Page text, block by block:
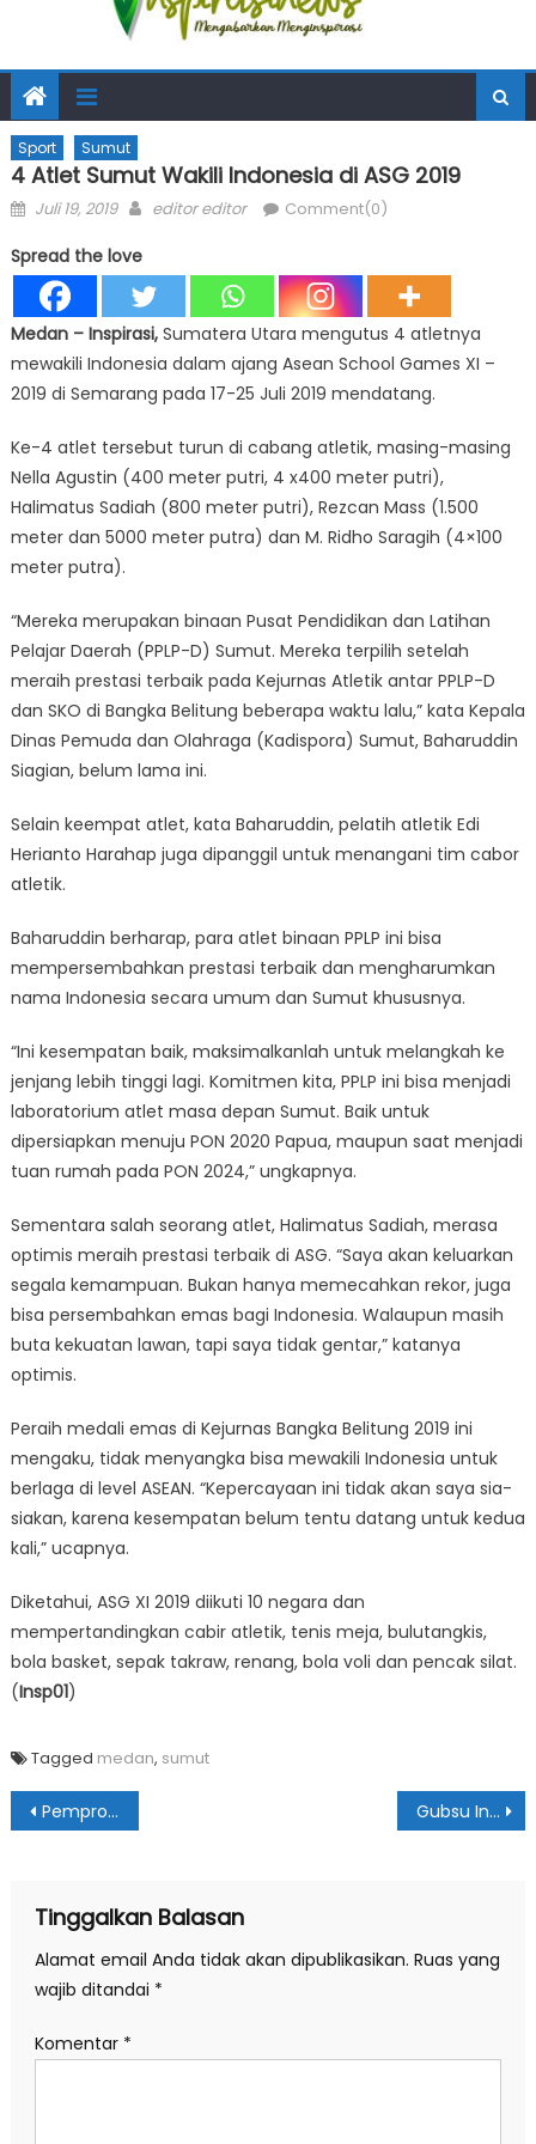
Sport Sumut
4 Atlet Sumut Wakili Indonesia di ASG 2019
Posted
Juli 19, 2019 Author
editor editor Comment(0)
Spread the love
Medan – Inspirasi, Sumatera Utara mengutus 4 atletnya
mewakili Indonesia dalam ajang Asean School Games XI –
2019 di Semarang pada 17-25 Juli 2019 mendatang.
Ke-4 atlet tersebut turun di cabang atletik, masing-masing
Nella Agustin (400 meter putri, 4 x400 meter putri),
Halimatus Sadiah (800 meter putri), Rezcan Mass (1.500
meter dan 5000 meter putra) dan M. Ridho Saragih (4×100
meter putra).
“Mereka merupakan binaan Pusat Pendidikan dan Latihan
Pelajar Daerah (PPLP-D) Sumut. Mereka terpilih setelah
meraih prestasi terbaik pada Kejurnas Atletik antar PPLP-D
dan SKO di Bangka Belitung beberapa waktu lalu,” kata Kepala
Dinas Pemuda dan Olahraga (Kadispora) Sumut, Baharuddin
Siagian, belum lama ini.
Selain keempat atlet, kata Baharuddin, pelatih atletik Edi
Herianto Harahap juga dipanggil untuk menangani tim cabor
atletik.
Baharuddin berharap, para atlet binaan PPLP ini bisa
mempersembahkan prestasi terbaik dan mengharumkan
nama Indonesia secara umum dan Sumut khususnya.
“Ini kesempatan baik, maksimalkanlah untuk melangkah ke
jenjang lebih tinggi lagi. Komitmen kita, PPLP ini bisa menjadi
laboratorium atlet masa depan Sumut. Baik untuk
dipersiapkan menuju PON 2020 Papua, maupun saat menjadi
tuan rumah pada PON 2024,” ungkapnya.
Sementara salah seorang atlet, Halimatus Sadiah, merasa
optimis meraih prestasi terbaik di ASG. “Saya akan keluarkan
segala kemampuan. Bukan hanya memecahkan rekor, juga
bisa persembahkan emas bagi Indonesia. Walaupun masih
buta kekuatan lawan, tapi saya tidak gentar,” katanya
optimis.
Peraih medali emas di Kejurnas Bangka Belitung 2019 ini
mengaku, tidak menyangka bisa mewakili Indonesia untuk
berlaga di level ASEAN. “Kepercayaan ini tidak akan saya sia-
siakan, karena kesempatan belum tentu datang untuk kedua
kali,” ucapnya.
Diketahui, ASG XI 2019 diikuti 10 negara dan
mempertandingkan cabir atletik, tenis meja, bulutangkis,
bola basket, sepak takraw, renang, bola voli dan pencak silat.
(Insp01)
Tagged medan, sumut
Navigasi
Pemprovsu Berkomitmen Pertahankan Tren Positif Pertumbuhan Ekonomi Gubsu Ingatkan Calhaj Sumut Jaga Kesehatan
Tinggalkan Balasan
Alamat email Anda tidak akan dipublikasikan. Ruas yang
wajib ditandai *
Komentar *